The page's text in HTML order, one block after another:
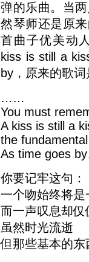
弹的乐曲。当
然琴师还是原
首曲子优美动
kiss is still a
by，原来的歌词
……
You must
A kiss is still a
the
As time goes
你要记牢这句：
一个吻始终将是
而一声叹息却仅
虽然时光流逝
但那些基本的东